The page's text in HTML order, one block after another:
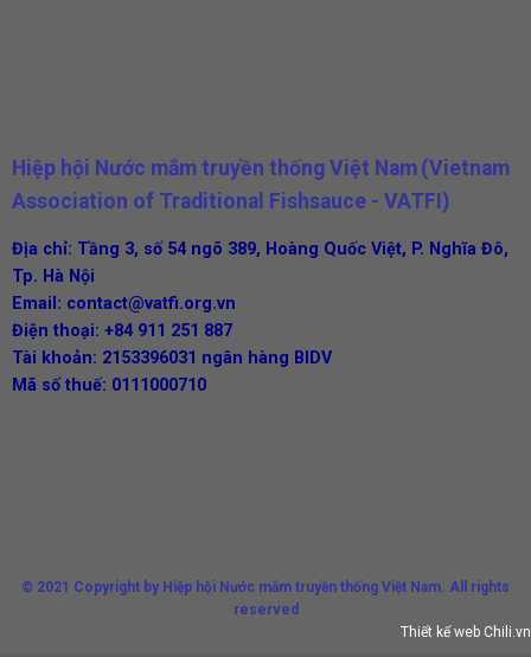
Hiệp hội Nước mắm truyền thống Việt Nam (Vietnam
Association of Traditional Fishsauce - VATFI)
Địa chỉ: Tầng 3, số 54 ngõ 389, Hoàng Quốc Việt, P. Nghĩa Đô,
Tp. Hà Nội
Email: contact@vatfi.org.vn
Điện thoại: +84 911 251 887
Tài khoản: 2153396031 ngân hàng BIDV
Mã số thuế: 0111000710
© 2021 Copyright by Hiệp hội Nước mắm truyền thống Việt Nam. All rights
reserved
Thiết kế web Chili.vn